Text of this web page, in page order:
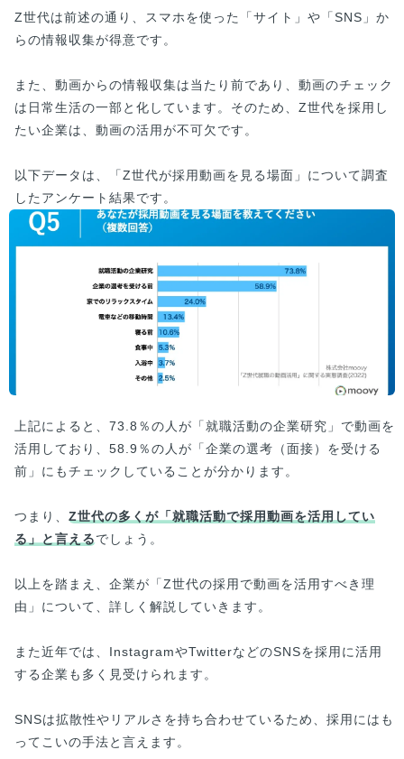
Z世代は前述の通り、スマホを使った「サイト」や「SNS」か
らの情報収集が得意です。
また、動画からの情報収集は当たり前であり、動画のチェック
は日常生活の一部と化しています。そのため、Z世代を採用し
たい企業は、動画の活用が不可欠です。
以下データは、「Z世代が採用動画を見る場面」について調査
したアンケート結果です。
上記によると、73.8％の人が「就職活動の企業研究」で動画を
活用しており、58.9％の人が「企業の選考（面接）を受ける
前」にもチェックしていることが分かります。
つまり、 Z世代の多くが「就職活動で採用動画を活用してい
る」と言えるでしょう。
以上を踏まえ、企業が「Z世代の採用で動画を活用すべき理
由」について、詳しく解説していきます。
また近年では、InstagramやTwitterなどのSNSを採用に活用
する企業も多く見受けられます。
SNSは拡散性やリアルさを持ち合わせているため、採用にはも
ってこいの手法と言えます。